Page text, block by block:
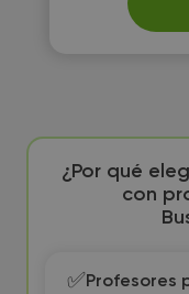
¿Por qué
con
✅Profesores